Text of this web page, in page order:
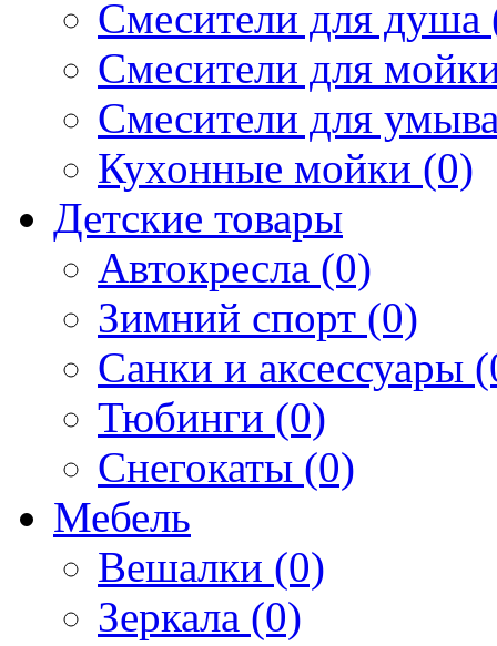
Смесители для душа
Смесители для
Смесители для
Кухонные мойки (0)
Детские товары
Автокресла (0)
Зимний спорт (0)
Санки и аксессуары
Тюбинги (0)
Снегокаты (0)
Мебель
Вешалки (0)
Зеркала (0)